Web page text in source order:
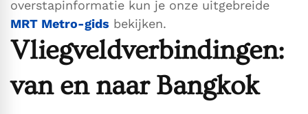
overstapinformatie kun je onze uitgebreide
MRT Metro-gids bekijken.
Vliegveldverbindingen:
van en naar Bangkok